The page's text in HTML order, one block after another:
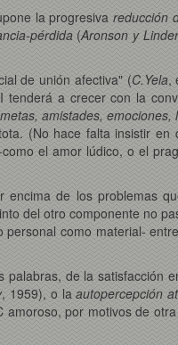
la progresivareducción
pérdida(Aronson y
de unión afectiva" (C.Yela,
a crecer con la
amistades,
(No hace falta insistir en
el amor lúdico, o el
de los problemas
del otro componente no
personal como material-
palabras, de la satisfacción
, 1959), o laautopercepción
por motivos de